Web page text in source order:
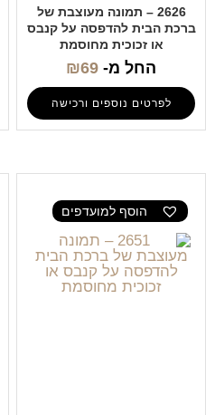
2626 – תמונה מעוצבת של
ברכת הבית להדפסה על קנבס
או זכוכית מחוסמת
החל מ- ₪69
לפרטים נוספים ורכישה
הוסף למועדפים